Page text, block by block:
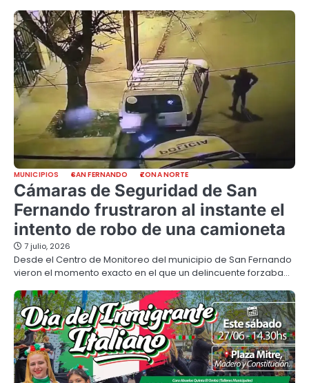
MUNICIPIOS SAN FERNANDO ZONA NORTE
Cámaras de Seguridad de San
Fernando frustraron al instante el
intento de robo de una camioneta
7 julio, 2026
Desde el Centro de Monitoreo del municipio de San Fernando
vieron el momento exacto en el que un delincuente forzaba…